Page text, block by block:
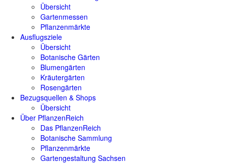
Übersicht
Gartenmessen
Pflanzenmärkte
Ausflugsziele
Übersicht
Botanische Gärten
Blumengärten
Kräutergärten
Rosengärten
Bezugsquellen & Shops
Übersicht
Über PflanzenReich
Das PflanzenReich
Botanische Sammlung
Pflanzenmärkte
Gartengestaltung Sachsen